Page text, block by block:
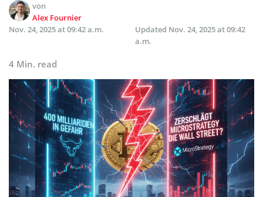
von
Alex Fournier
Nov. 24, 2025 at 09:42 a.m.
Updated Nov. 24, 2025 at 09:42
a.m.
4 Min. read